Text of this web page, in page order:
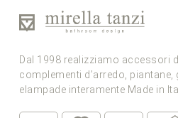
Dal 1998 realizziamo accessori
complementi d’arredo, piantane,
elampade interamente Made in